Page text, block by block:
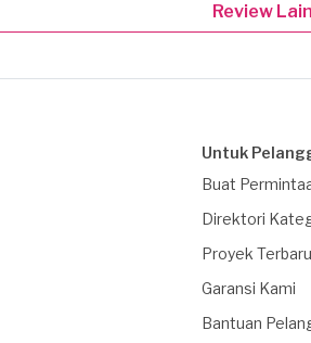
Review
Untuk
Buat
Direktori
Proyek Terbaru
Garansi Kami
Bantuan